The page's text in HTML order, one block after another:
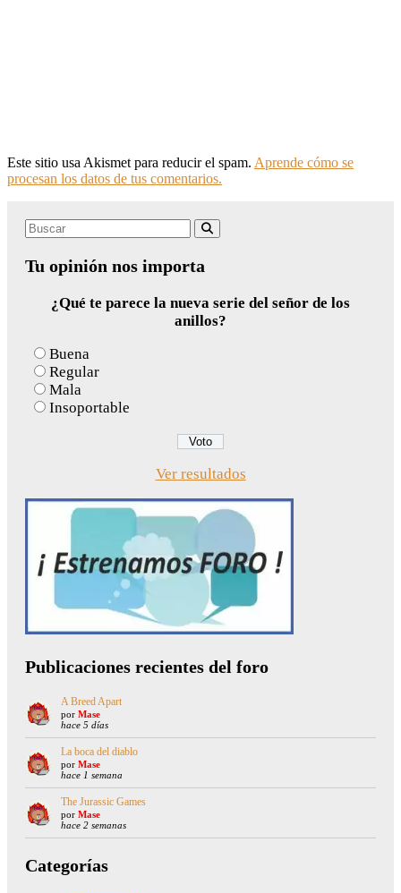
Este sitio usa Akismet para reducir el spam. Aprende cómo se
procesan los datos de tus comentarios.
Search
Tu opinión nos importa
¿Qué te parece la nueva serie del señor de los
anillos?
Buena
Regular
Mala
Insoportable
Ver resultados
Publicaciones recientes del foro
A Breed Apart
por Mase
hace 5 días
La boca del diablo
por Mase
hace 1 semana
The Jurassic Games
por Mase
hace 2 semanas
Categorías